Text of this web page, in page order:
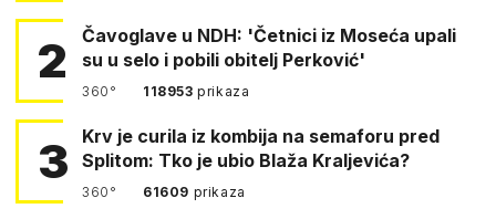
2
Čavoglave u NDH: 'Četnici iz Moseća upali
su u selo i pobili obitelj Perković'
360° 118953prikaza
3
Krv je curila iz kombija na semaforu pred
Splitom: Tko je ubio Blaža Kraljevića?
360° 61609 prikaza